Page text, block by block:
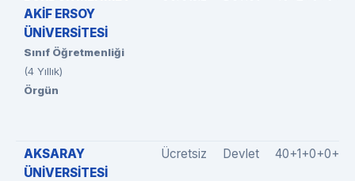
AKİF ERSOY
ÜNİVERSİTESİ
Sınıf Öğretmenliği
(4 Yıllık)
Örgün
AKSARAY
ÜNİVERSİTESİ
Ücretsiz Devlet 40+1+0+0+0